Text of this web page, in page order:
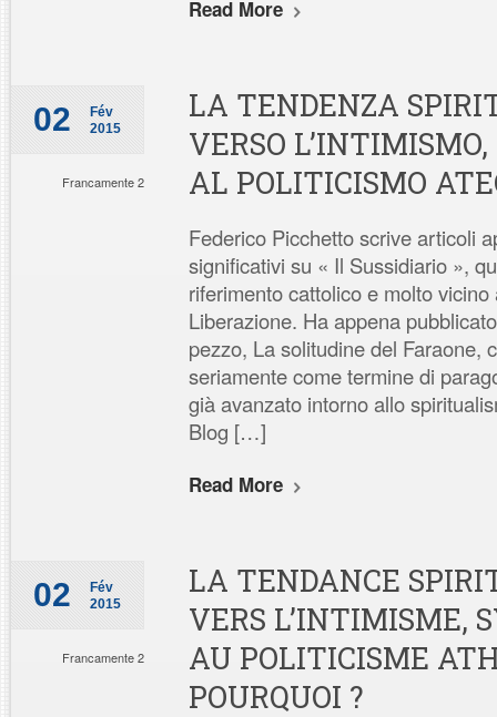
Read More
02
Fév
2015
Francamente 2
LA TENDENZA
VERSO
AL POLITICISMO
Federico Picchetto scrive articoli
significativi su « Il Sussidiario »,
riferimento cattolico e molto
Liberazione. Ha appena
pezzo, La solitudine del Faraone,
seriamente come termine di
già avanzato intorno allo
Blog […]
Read More
02
Fév
2015
Francamente 2
LA TENDANCE
VERS L’INTIMISME,
AU POLITICISME
POURQUOI ?